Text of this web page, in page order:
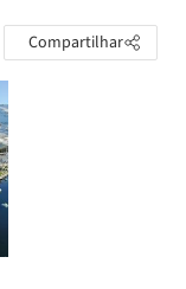
Compartilhar